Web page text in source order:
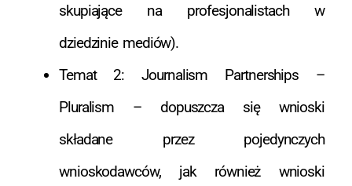
skupiające na profesjonalistach w
dziedzinie mediów).
Temat 2: Journalism Partnerships –
Pluralism – dopuszcza się wnioski
składane przez pojedynczych
wnioskodawców, jak również wnioski